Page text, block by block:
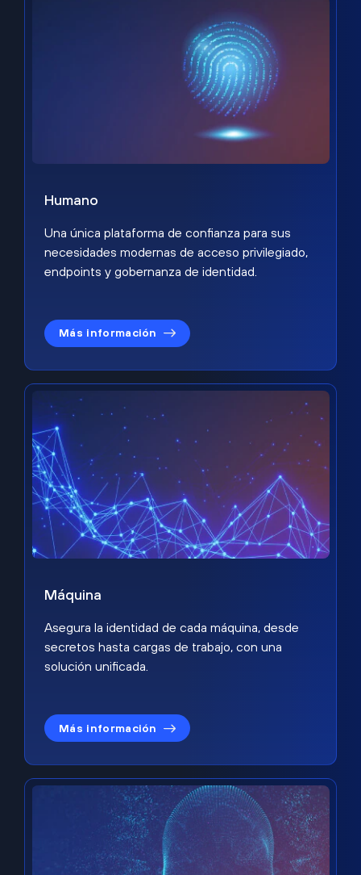
Humano
Una única plataforma de confianza para sus
necesidades modernas de acceso privilegiado,
endpoints y gobernanza de identidad.
Más información
Máquina
Asegura la identidad de cada máquina, desde
secretos hasta cargas de trabajo, con una
solución unificada.
Más información